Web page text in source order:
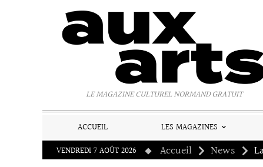
LE MAGAZINE CULTUREL NORMAND GRATUIT
ACCUEIL LES MAGAZINES
VENDREDI 7 AOÛT 2026
Accueil News
Panneau de gestion des cookies